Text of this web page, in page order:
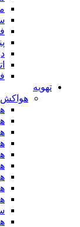
تهویه
هواکش